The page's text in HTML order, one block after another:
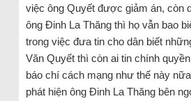
việc ông Quyết được giảm án, còn
ông Đinh La Thăng thì họ vẫn bao
trong việc đưa tin cho dân biết
Văn Quyết thì còn ai tin chính
báo chí cách mạng như thế này
phát hiện ông Đinh La Thăng bên